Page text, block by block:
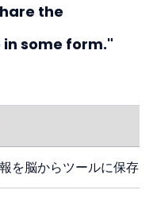
the
some form."
を脳からツールに保存し